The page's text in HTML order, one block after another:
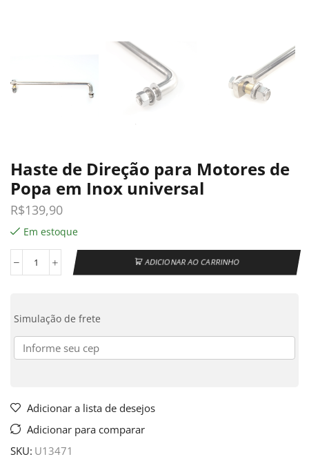
Haste de Direção para Motores de
Popa em Inox universal
R$139,90
Em estoque
ADICIONAR AO CARRINHO
Simulação de frete
Adicionar a lista de desejos
Adicionar para comparar
SKU: U13471